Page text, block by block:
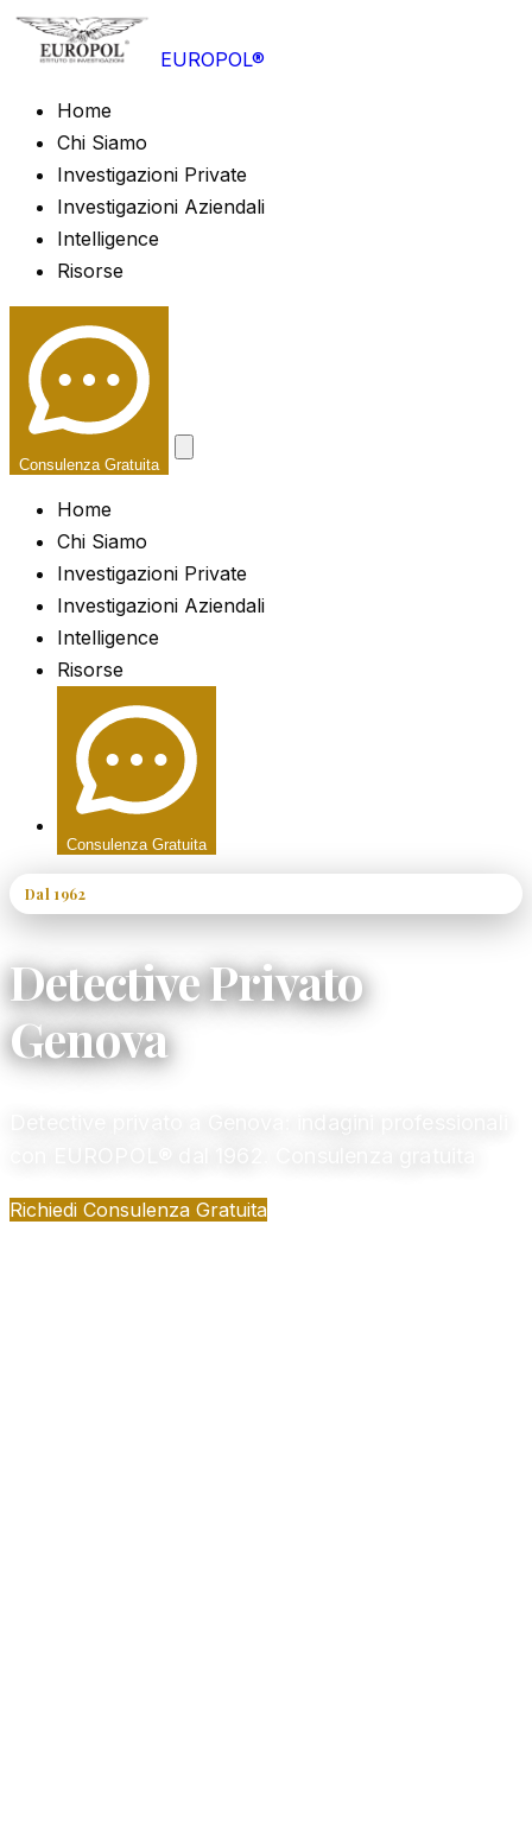
EUROPOL®
Home
Chi Siamo
Investigazioni Private
Investigazioni Aziendali
Intelligence
Risorse
Consulenza Gratuita
Home
Chi Siamo
Investigazioni Private
Investigazioni Aziendali
Intelligence
Risorse
Consulenza Gratuita
Dal 1962
Detective Privato
Genova
Richiedi Consulenza Gratuita